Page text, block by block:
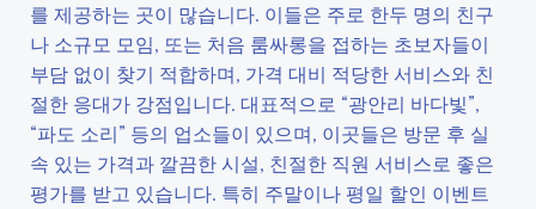
를 제공하는 곳이 많습니다. 이들은 주로 한두 명의 친구
나 소규모 모임, 또는 처음 룸싸롱을 접하는 초보자들이
부담 없이 찾기 적합하며, 가격 대비 적당한 서비스와 친
절한 응대가 강점입니다. 대표적으로 “광안리 바다빛”,
“파도 소리” 등의 업소들이 있으며, 이곳들은 방문 후 실
속 있는 가격과 깔끔한 시설, 친절한 직원 서비스로 좋은
평가를 받고 있습니다. 특히 주말이나 평일 할인 이벤트